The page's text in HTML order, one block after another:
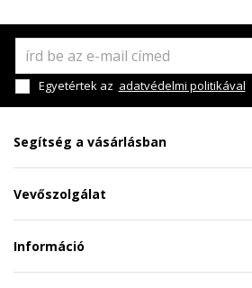
Egyetértek az adatvédelmi politikával
Segítség a vásárlásban
Vevőszolgálat
Információ